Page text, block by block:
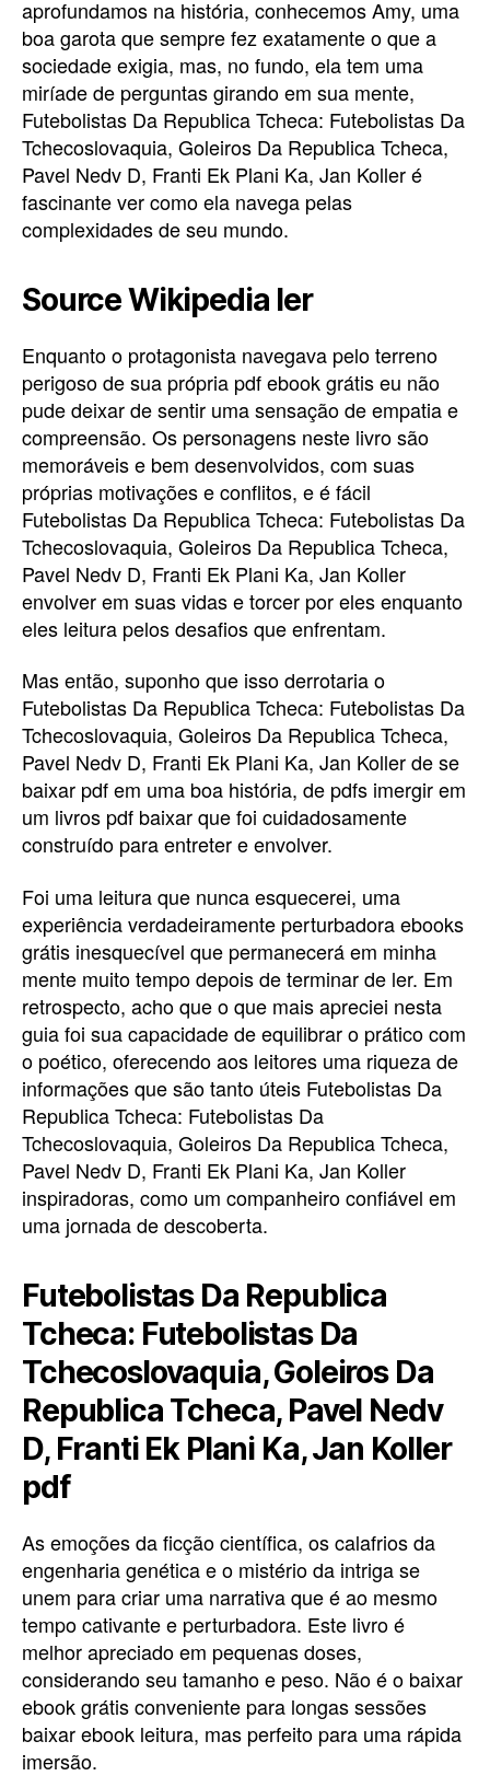
aprofundamos na história, conhecemos Amy, uma
boa garota que sempre fez exatamente o que a
sociedade exigia, mas, no fundo, ela tem uma
miríade de perguntas girando em sua mente,
Futebolistas Da Republica Tcheca: Futebolistas Da
Tchecoslovaquia, Goleiros Da Republica Tcheca,
Pavel Nedv D, Franti Ek Plani Ka, Jan Koller é
fascinante ver como ela navega pelas
complexidades de seu mundo.
Source Wikipedia ler
Enquanto o protagonista navegava pelo terreno
perigoso de sua própria pdf ebook grátis eu não
pude deixar de sentir uma sensação de empatia e
compreensão. Os personagens neste livro são
memoráveis e bem desenvolvidos, com suas
próprias motivações e conflitos, e é fácil
Futebolistas Da Republica Tcheca: Futebolistas Da
Tchecoslovaquia, Goleiros Da Republica Tcheca,
Pavel Nedv D, Franti Ek Plani Ka, Jan Koller
envolver em suas vidas e torcer por eles enquanto
eles leitura pelos desafios que enfrentam.
Mas então, suponho que isso derrotaria o
Futebolistas Da Republica Tcheca: Futebolistas Da
Tchecoslovaquia, Goleiros Da Republica Tcheca,
Pavel Nedv D, Franti Ek Plani Ka, Jan Koller de se
baixar pdf em uma boa história, de pdfs imergir em
um livros pdf baixar que foi cuidadosamente
construído para entreter e envolver.
Foi uma leitura que nunca esquecerei, uma
experiência verdadeiramente perturbadora ebooks
grátis inesquecível que permanecerá em minha
mente muito tempo depois de terminar de ler. Em
retrospecto, acho que o que mais apreciei nesta
guia foi sua capacidade de equilibrar o prático com
o poético, oferecendo aos leitores uma riqueza de
informações que são tanto úteis Futebolistas Da
Republica Tcheca: Futebolistas Da
Tchecoslovaquia, Goleiros Da Republica Tcheca,
Pavel Nedv D, Franti Ek Plani Ka, Jan Koller
inspiradoras, como um companheiro confiável em
uma jornada de descoberta.
Futebolistas Da Republica
Tcheca: Futebolistas Da
Tchecoslovaquia, Goleiros Da
Republica Tcheca, Pavel Nedv
D, Franti Ek Plani Ka, Jan Koller
pdf
As emoções da ficção científica, os calafrios da
engenharia genética e o mistério da intriga se
unem para criar uma narrativa que é ao mesmo
tempo cativante e perturbadora. Este livro é
melhor apreciado em pequenas doses,
considerando seu tamanho e peso. Não é o baixar
ebook grátis conveniente para longas sessões
baixar ebook leitura, mas perfeito para uma rápida
imersão.